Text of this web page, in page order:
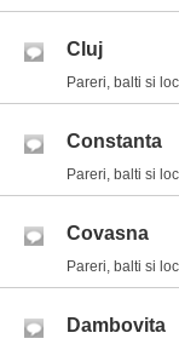
Cluj
Pareri, balti si
Constanta
Pareri, balti si
Covasna
Pareri, balti si
Dambovita